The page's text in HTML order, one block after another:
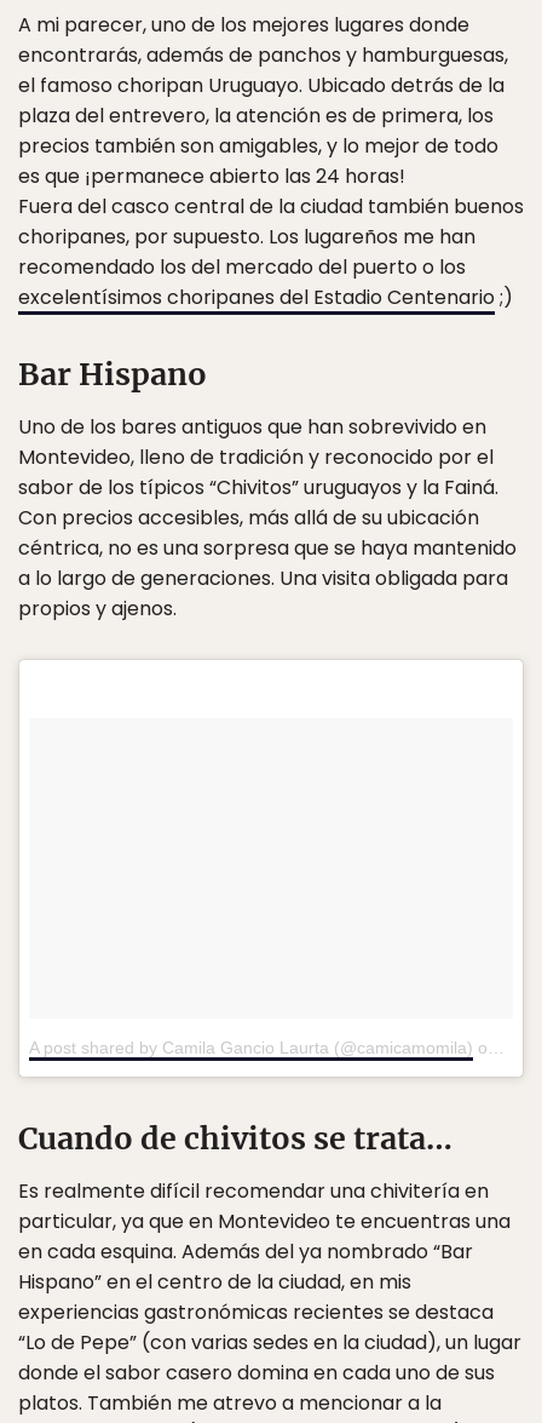
A mi parecer, uno de los mejores lugares donde
encontrarás, además de panchos y hamburguesas,
el famoso choripan Uruguayo. Ubicado detrás de la
plaza del entrevero, la atención es de primera, los
precios también son amigables, y lo mejor de todo
es que ¡permanece abierto las 24 horas!
Fuera del casco central de la ciudad también buenos
choripanes, por supuesto. Los lugareños me han
recomendado los del mercado del puerto o los
excelentísimos choripanes del Estadio Centenario;)
Bar Hispano
Uno de los bares antiguos que han sobrevivido en
Montevideo, lleno de tradición y reconocido por el
sabor de los típicos “Chivitos” uruguayos y la Fainá.
Con precios accesibles, más allá de su ubicación
céntrica, no es una sorpresa que se haya mantenido
a lo largo de generaciones. Una visita obligada para
propios y ajenos.
A post shared by Camila Gancio Laurta (@camicamomila) on
Cuando de chivitos se trata…
Es realmente difícil recomendar una chivitería en
particular, ya que en Montevideo te encuentras una
en cada esquina. Además del ya nombrado “Bar
Hispano” en el centro de la ciudad, en mis
experiencias gastronómicas recientes se destaca
“Lo de Pepe” (con varias sedes en la ciudad), un lugar
donde el sabor casero domina en cada uno de sus
platos. También me atrevo a mencionar a la